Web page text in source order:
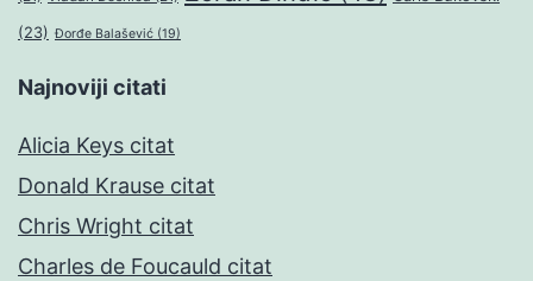
(23) Đorđe Balašević (19)
Najnoviji citati
Alicia Keys citat
Donald Krause citat
Chris Wright citat
Charles de Foucauld citat